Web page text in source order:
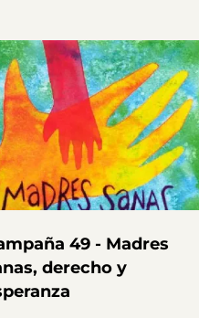
49 - Madres
derecho y